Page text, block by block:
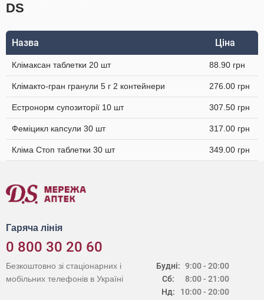
DS
Назва Ціна
Клімаксан таблетки 20 шт 88.90 грн
Клімакто-гран гранули 5 г 2 контейнери 276.00 грн
Естронорм супозиторії 10 шт 307.50 грн
Феміцикл капсули 30 шт 317.00 грн
Кліма Стоп таблетки 30 шт 349.00 грн
Гаряча лінія
0 800 30 20 60
Будні:
Сб:
Нд:
9:00 - 20:00
8:00 - 21:00
10:00 - 20:00
Безкоштовно зі стаціонарних і
мобільних телефонів в Україні